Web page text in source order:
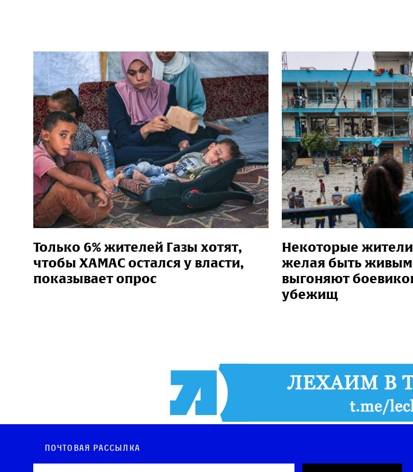
Только 6% жителей Газы хотят,
чтобы ХАМАС остался у власти,
показывает опрос
Некоторые
желая быть
выгоняют
убежищ
Почтовая рассылка